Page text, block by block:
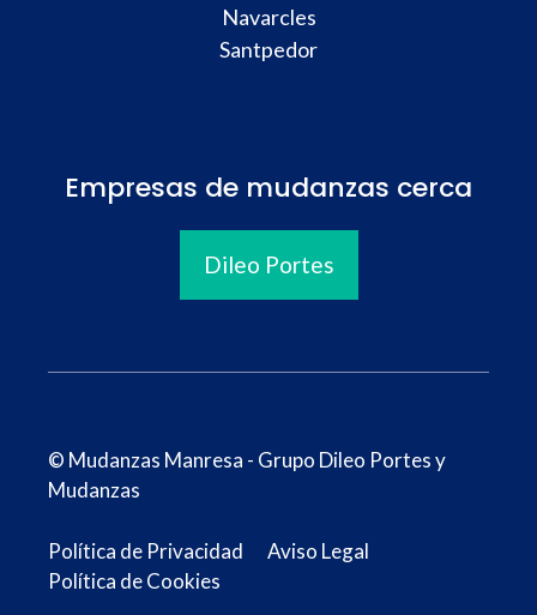
Navarcles
Santpedor
Empresas de mudanzas cerca
Dileo Portes
© Mudanzas Manresa - Grupo Dileo Portes y
Mudanzas
Política de Privacidad
Aviso Legal
Política de Cookies